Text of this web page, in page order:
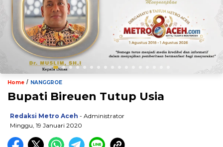
Home / NANGGROE
Bupati Bireuen Tutup Usia
Redaksi Metro Aceh - Administrator
Minggu, 19 Januari 2020